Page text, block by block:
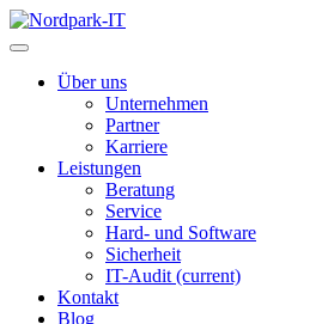
Über uns
Unternehmen
Partner
Karriere
Leistungen
Beratung
Service
Hard- und Software
Sicherheit
IT-Audit (current)
Kontakt
Blog